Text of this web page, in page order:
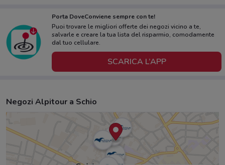
Porta DoveConviene sempre con te!
Puoi trovare le migliori offerte dei negozi vicino a te,
salvarle e creare la tua lista del risparmio, comodamente
dal tuo cellulare.
SCARICA L’APP
Negozi Alpitour a Schio